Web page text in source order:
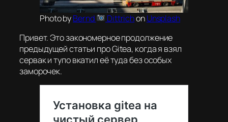
Photo byBernd DittrichonUnsplash
Привет. Это закономерное продолжение
предыдущей статьи про Gitea, когда я взял
сервак и тупо вкатил её туда без особых
заморочек.